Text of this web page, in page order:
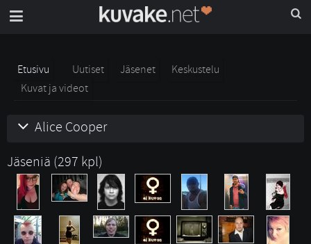
Etusivu Uutiset Jäsenet
Keskustelu
Kuvat ja videot
Alice Cooper
Jäseniä (297 kpl)